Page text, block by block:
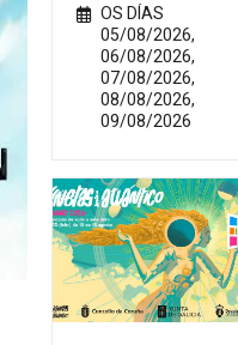
OS DÍAS
05/08/2026,
06/08/2026,
07/08/2026,
08/08/2026,
09/08/2026